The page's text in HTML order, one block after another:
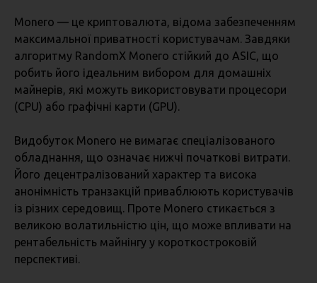
Monero — це криптовалюта, відома забезпеченням
максимальної приватності користувачам. Завдяки
алгоритму RandomX Monero стійкий до ASIC, що
робить його ідеальним вибором для домашніх
майнерів, які можуть використовувати процесори
(CPU) або графічні карти (GPU).
Видобуток Monero не вимагає спеціалізованого
обладнання, що означає нижчі початкові витрати.
Його децентралізований характер та висока
анонімність транзакцій приваблюють користувачів
із різних середовищ. Проте Monero стикається з
великою волатильністю цін, що може впливати на
рентабельність майнінгу у короткостроковій
перспективі.